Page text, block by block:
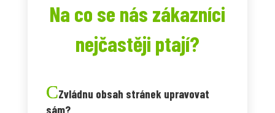
Na co se nás zákazníci
nejčastěji ptají?
Zvládnu obsah stránek upravovat
sám?